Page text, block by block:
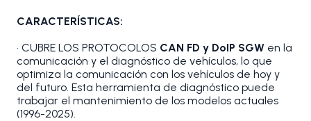
CARACTERÍSTICAS:
• CUBRE LOS PROTOCOLOS CAN FD y DoIP SGW en la
comunicación y el diagnóstico de vehículos, lo que
optimiza la comunicación con los vehículos de hoy y
del futuro. Esta herramienta de diagnóstico puede
trabajar el mantenimiento de los modelos actuales
(1996-2025).